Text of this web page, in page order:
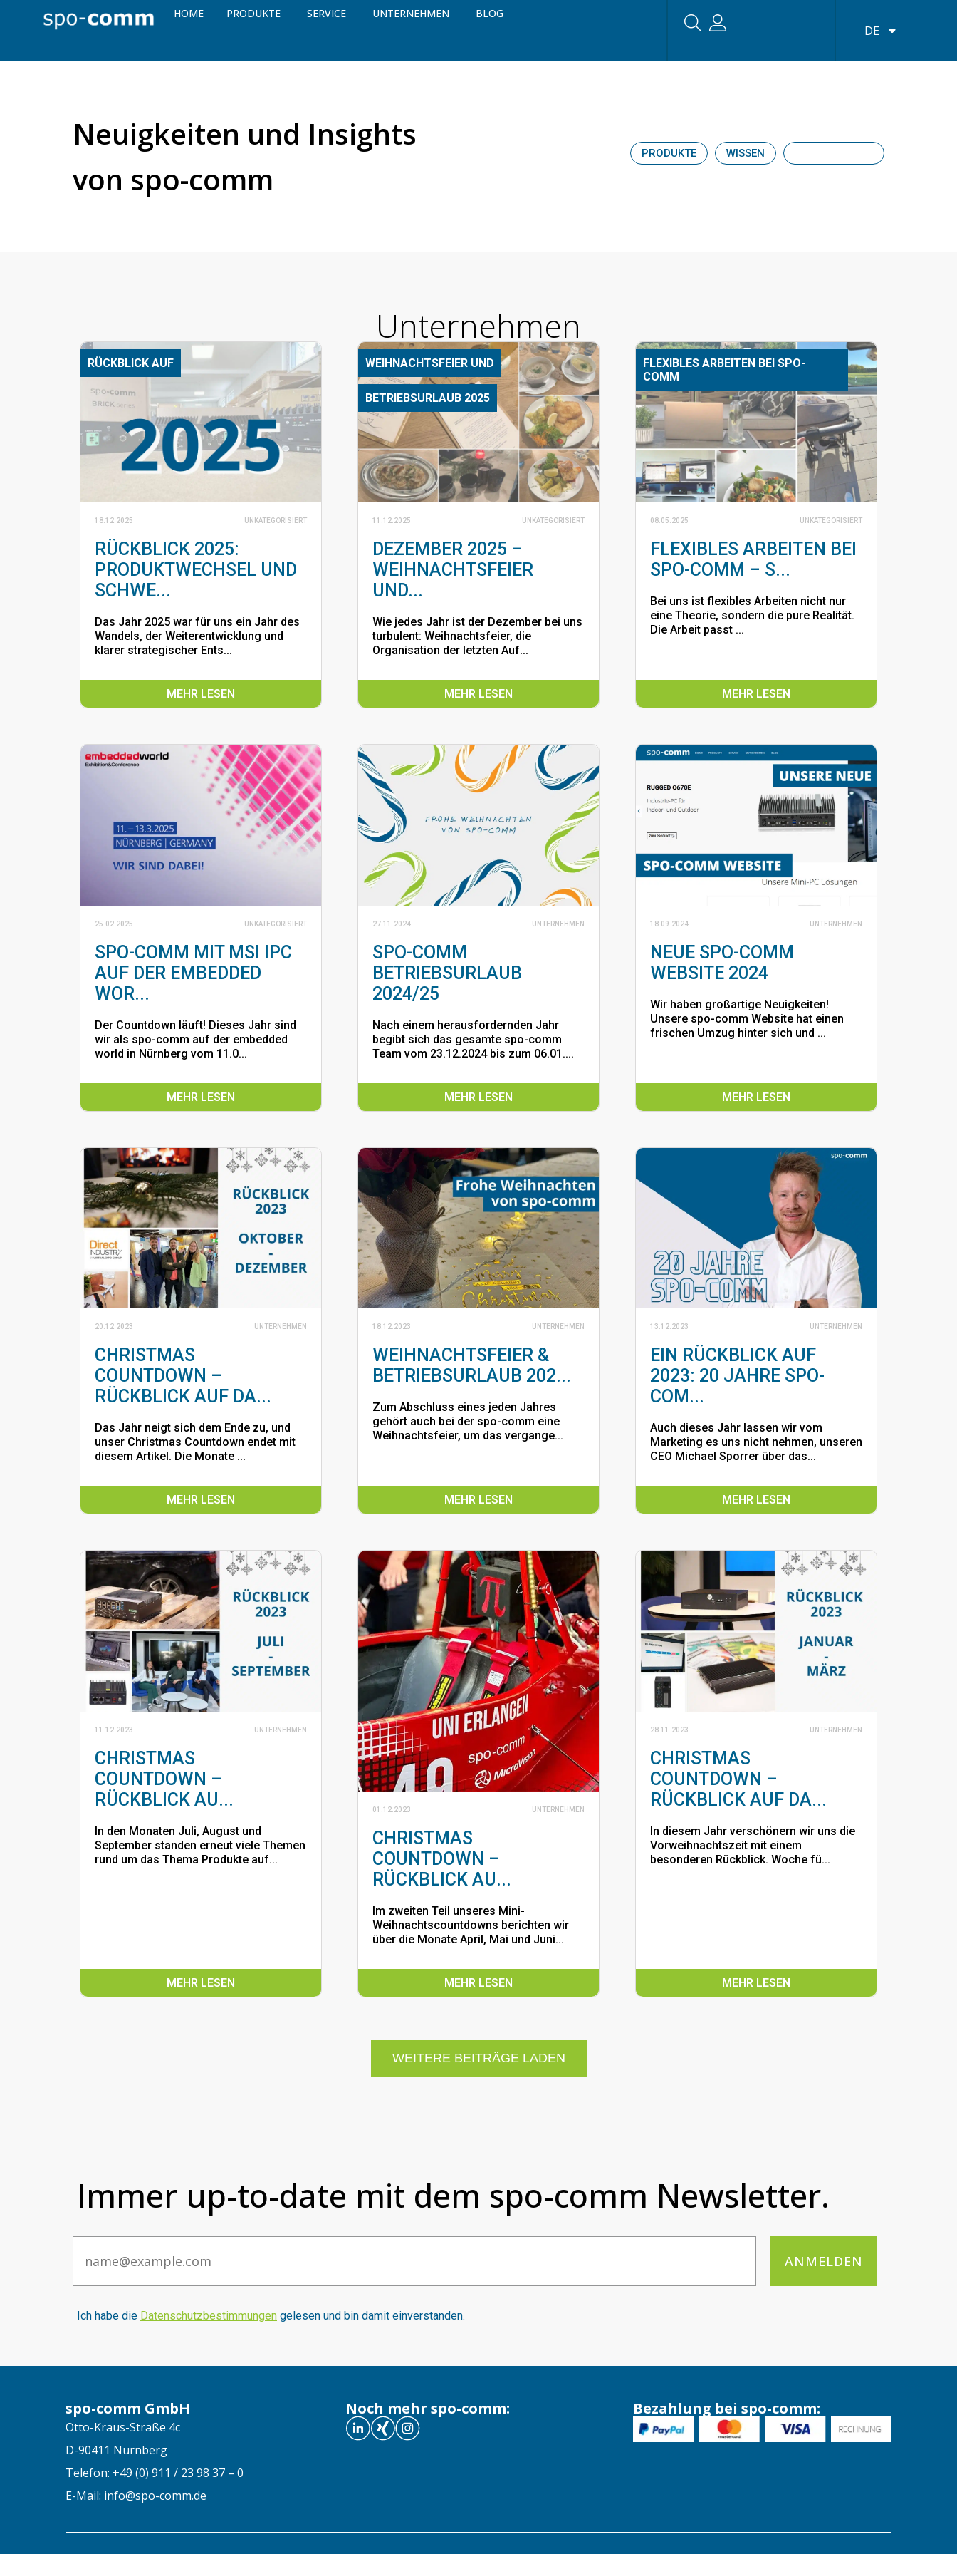
HOME PRODUKTE SERVICE UNTERNEHMEN BLOG
DE
Neuigkeiten und Insights
von spo-comm
PRODUKTE WISSEN
Unternehmen
RÜCKBLICK AUF
18.12.2025 UNKATEGORISIERT
RÜCKBLICK 2025:
PRODUKTWECHSEL UND
SCHWE...
Das Jahr 2025 war für uns ein Jahr des
Wandels, der Weiterentwicklung und
klarer strategischer Ents...
MEHR LESEN
WEIHNACHTSFEIER UND
BETRIEBSURLAUB 2025
11.12.2025 UNKATEGORISIERT
DEZEMBER 2025 –
WEIHNACHTSFEIER
UND...
Wie jedes Jahr ist der Dezember bei uns
turbulent: Weihnachtsfeier, die
Organisation der letzten Auf...
MEHR LESEN
FLEXIBLES ARBEITEN BEI SPO-
COMM
08.05.2025 UNKATEGORISIERT
FLEXIBLES ARBEITEN BEI
SPO-COMM – S...
Bei uns ist flexibles Arbeiten nicht nur
eine Theorie, sondern die pure Realität.
Die Arbeit passt ...
MEHR LESEN
25.02.2025 UNKATEGORISIERT
SPO-COMM MIT MSI IPC
AUF DER EMBEDDED
WOR...
Der Countdown läuft! Dieses Jahr sind
wir als spo-comm auf der embedded
world in Nürnberg vom 11.0...
MEHR LESEN
27.11.2024 UNTERNEHMEN
SPO-COMM
BETRIEBSURLAUB
2024/25
Nach einem herausfordernden Jahr
begibt sich das gesamte spo-comm
Team vom 23.12.2024 bis zum 06.01....
MEHR LESEN
18.09.2024 UNTERNEHMEN
NEUE SPO-COMM
WEBSITE 2024
Wir haben großartige Neuigkeiten!
Unsere spo-comm Website hat einen
frischen Umzug hinter sich und ...
MEHR LESEN
20.12.2023 UNTERNEHMEN
CHRISTMAS
COUNTDOWN –
RÜCKBLICK AUF DA...
Das Jahr neigt sich dem Ende zu, und
unser Christmas Countdown endet mit
diesem Artikel. Die Monate ...
MEHR LESEN
18.12.2023 UNTERNEHMEN
WEIHNACHTSFEIER &
BETRIEBSURLAUB 202...
Zum Abschluss eines jeden Jahres
gehört auch bei der spo-comm eine
Weihnachtsfeier, um das vergange...
MEHR LESEN
13.12.2023 UNTERNEHMEN
EIN RÜCKBLICK AUF
2023: 20 JAHRE SPO-
COM...
Auch dieses Jahr lassen wir vom
Marketing es uns nicht nehmen, unseren
CEO Michael Sporrer über das...
MEHR LESEN
11.12.2023 UNTERNEHMEN
CHRISTMAS
COUNTDOWN –
RÜCKBLICK AU...
In den Monaten Juli, August und
September standen erneut viele Themen
rund um das Thema Produkte auf...
MEHR LESEN
01.12.2023 UNTERNEHMEN
CHRISTMAS
COUNTDOWN –
RÜCKBLICK AU...
Im zweiten Teil unseres Mini-
Weihnachtscountdowns berichten wir
über die Monate April, Mai und Juni...
MEHR LESEN
28.11.2023 UNTERNEHMEN
CHRISTMAS
COUNTDOWN –
RÜCKBLICK AUF DA...
In diesem Jahr verschönern wir uns die
Vorweihnachtszeit mit einem
besonderen Rückblick. Woche fü...
MEHR LESEN
WEITERE BEITRÄGE LADEN
Immer up-to-date mit dem spo-comm Newsletter.
ANMELDEN
Ich habe die Datenschutzbestimmungen gelesen und bin damit einverstanden.
spo-comm GmbH
Otto-Kraus-Straße 4c
D-90411 Nürnberg
Telefon: +49 (0) 911 / 23 98 37 – 0
E-Mail: info@spo-comm.de
Noch mehr spo-comm: Bezahlung bei spo-comm: